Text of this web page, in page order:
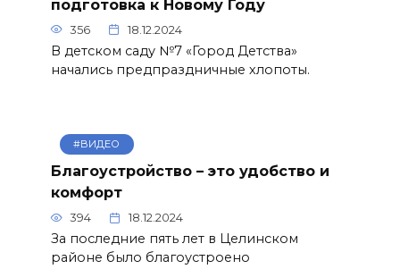
подготовка к Новому Году
356 18.12.2024
В детском саду №7 «Город Детства»
начались предпраздничные хлопоты.
#ВИДЕО
Благоустройство – это удобство и
комфорт
394 18.12.2024
За последние пять лет в Целинском
районе было благоустроено